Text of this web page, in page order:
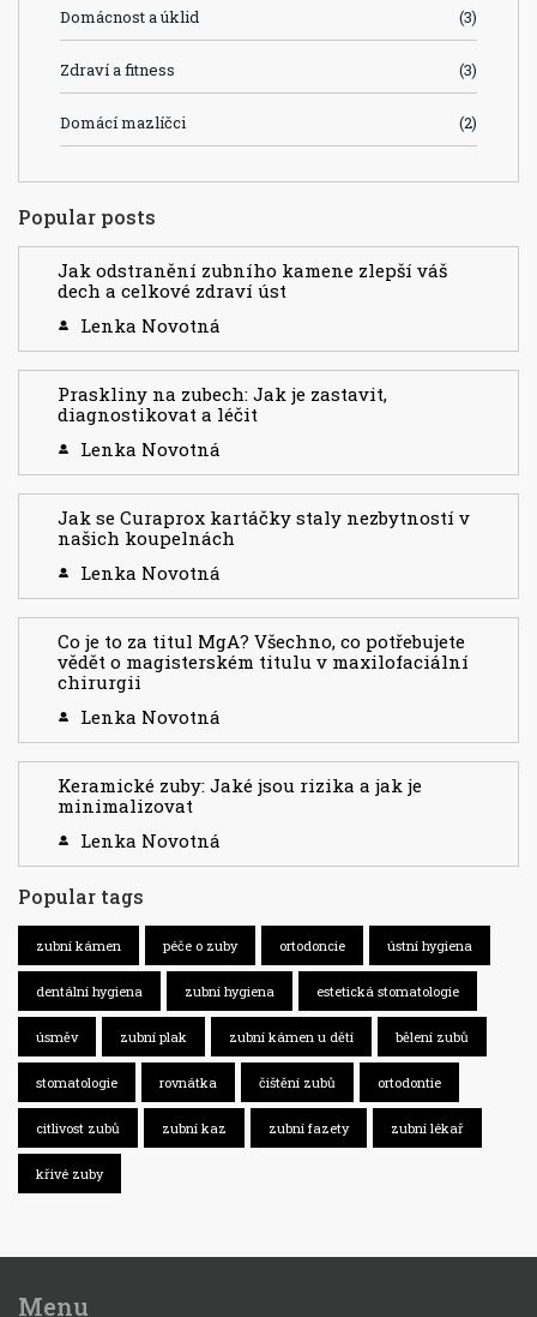
Domácnost a úklid (3)
Zdraví a fitness (3)
Domácí mazlíčci (2)
Popular posts
Jak odstranění zubního kamene zlepší váš
dech a celkové zdraví úst
Lenka Novotná
Praskliny na zubech: Jak je zastavit,
diagnostikovat a léčit
Lenka Novotná
Jak se Curaprox kartáčky staly nezbytností v
našich koupelnách
Lenka Novotná
Co je to za titul MgA? Všechno, co potřebujete
vědět o magisterském titulu v maxilofaciální
chirurgii
Lenka Novotná
Keramické zuby: Jaké jsou rizika a jak je
minimalizovat
Lenka Novotná
Popular tags
zubní kámen péče o zuby ortodoncie ústní hygiena
dentální hygiena zubní hygiena estetická stomatologie
úsměv zubní plak zubní kámen u dětí bělení zubů
stomatologie rovnátka čištění zubů ortodontie
citlivost zubů zubní kaz zubní fazety zubní lékař
křivé zuby
Menu